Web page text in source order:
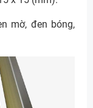
mờ, đen bóng,